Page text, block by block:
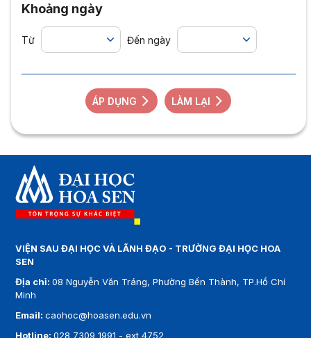
Khoảng ngày
Từ Đến ngày
ÁP DỤNG LÀM LẠI
VIỆN SAU ĐẠI HỌC VÀ LÃNH ĐẠO - TRƯỜNG ĐẠI HỌC HOA
SEN
Địa chỉ:08 Nguyễn Văn Tráng, Phường Bến Thành, TP.Hồ Chí
Minh
Email:caohoc@hoasen.edu.vn
Hotline:028 7309 1991 - ext 4752